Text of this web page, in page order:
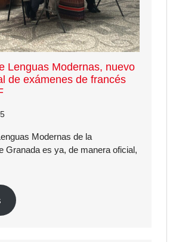
Lenguas Modernas, nuevo
de exámenes de francés
Modernas de la
Granada es ya, de manera oficial,